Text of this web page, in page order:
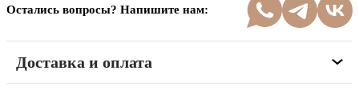
Остались вопросы? Напишите нам:
Доставка и оплата